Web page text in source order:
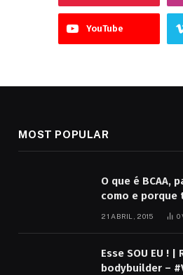
YouTube
MOST POPULAR
O que é BCAA,
como e porque
21 ABRIL, 2015 0
Esse SOU EU ! |
bodybuilder –